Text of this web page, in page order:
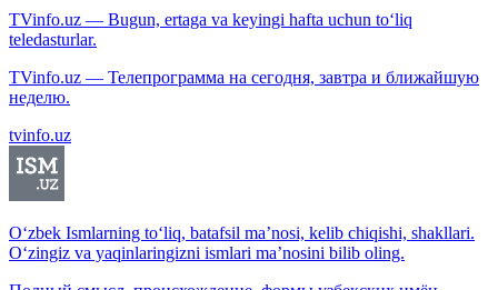
TVinfo.uz — Bugun, ertaga va keyingi hafta uchun to‘liq
teledasturlar.
TVinfo.uz — Телепрограмма на сегодня, завтра и ближайшую
неделю.
tvinfo.uz
O‘zbek Ismlarning to‘liq, batafsil ma’nosi, kelib chiqishi, shakllari.
O‘zingiz va yaqinlaringizni ismlari ma’nosini bilib oling.